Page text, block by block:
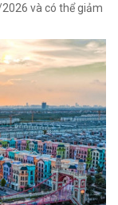
và có thể giảm